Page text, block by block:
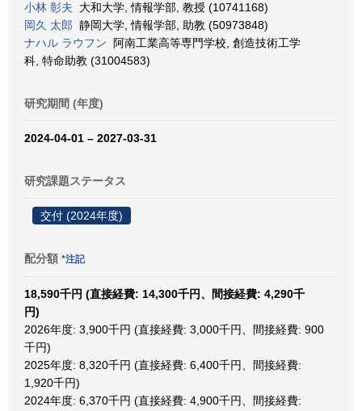
小林 彰夫 大和大学, 情報学部, 教授 (10741168)
岡久 太郎 静岡大学, 情報学部, 助教 (50973848)
ナハル ラウフン 阿南工業高等専門学校, 創造技術工学
科, 特命助教 (31004583)
研究期間 (年度)
2024-04-01 – 2027-03-31
研究課題ステータス
交付 (2024年度)
配分額 *注記
18,590千円 (直接経費: 14,300千円、間接経費: 4,290千
円)
2026年度: 3,900千円 (直接経費: 3,000千円、間接経費: 900
千円)
2025年度: 8,320千円 (直接経費: 6,400千円、間接経費:
1,920千円)
2024年度: 6,370千円 (直接経費: 4,900千円、間接経費: